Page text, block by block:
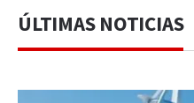
ÚLTIMAS NOTICIAS